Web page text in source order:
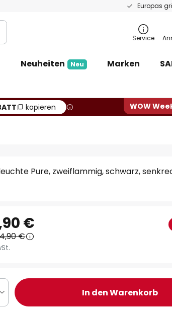
Europas
Service
Neuheiten Neu Marken
kopieren WOW
Pure, zweiflammig, schwarz,
€
€
In den Warenkorb